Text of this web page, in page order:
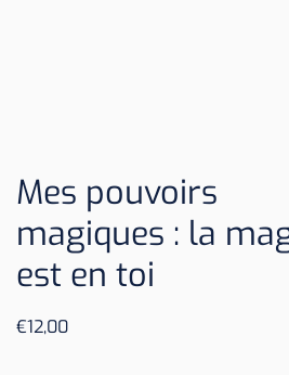
Mes pouvoirs
magiques : la
est en toi
€12,00